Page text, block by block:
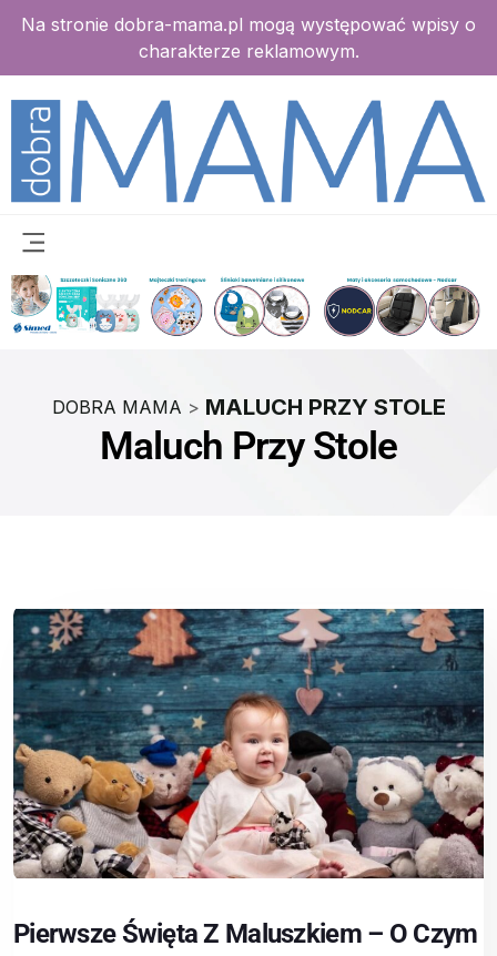
Na stronie dobra-mama.pl mogą występować wpisy o
charakterze reklamowym.
DOBRA MAMA > MALUCH PRZY STOLE
Maluch Przy Stole
Pierwsze Święta Z Maluszkiem – O Czym